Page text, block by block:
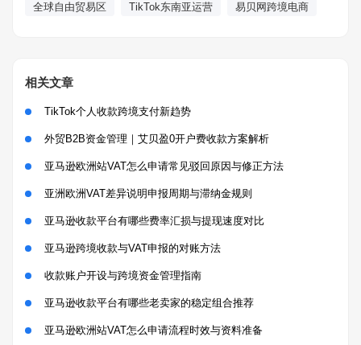
全球自由贸易区 TikTok东南亚运营 易贝网跨境电商
相关文章
TikTok个人收款跨境支付新趋势
外贸B2B资金管理｜艾贝盈0开户费收款方案解析
亚马逊欧洲站VAT怎么申请常见驳回原因与修正方法
亚洲欧洲VAT差异说明申报周期与滞纳金规则
亚马逊收款平台有哪些费率汇损与提现速度对比
亚马逊跨境收款与VAT申报的对账方法
收款账户开设与跨境资金管理指南
亚马逊收款平台有哪些老卖家的稳定组合推荐
亚马逊欧洲站VAT怎么申请流程时效与资料准备